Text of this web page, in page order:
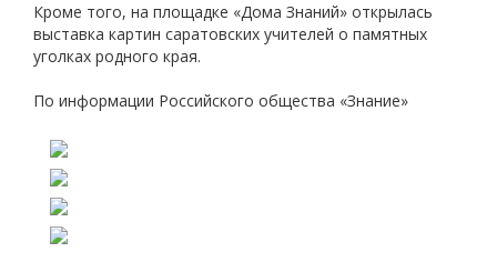
Кроме того, на площадке «Дома Знаний» открылась
выставка картин саратовских учителей о памятных
уголках родного края.
По информации Российского общества «Знание»